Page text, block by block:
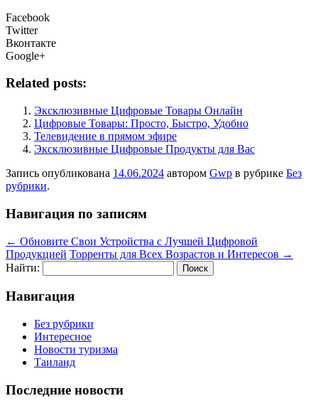
Facebook
Twitter
Вконтакте
Google+
Related posts:
Эксклюзивные Цифровые Товары Онлайн
Цифровые Товары: Просто, Быстро, Удобно
Телевидение в прямом эфире
Эксклюзивные Цифровые Продукты для Вас
Запись опубликована 14.06.2024 автором Gwp в рубрике Без
рубрики.
Навигация по записям
← Обновите Свои Устройства с Лучшей Цифровой
Продукцией Торренты для Всех Возрастов и Интересов →
Найти:
Навигация
Без рубрики
Интересное
Новости туризма
Таиланд
Последние новости